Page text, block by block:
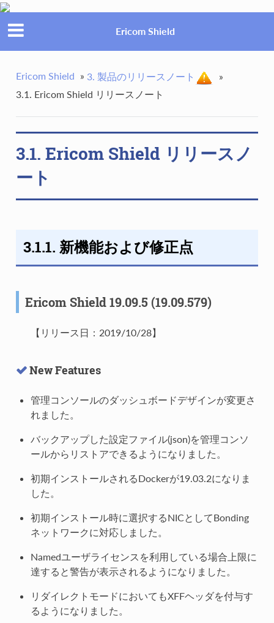
Ericom Shield
Ericom Shield » 3. 製品のリリースノート
»
3.1. Ericom Shield リリースノート
3.1. Ericom Shield リリースノ
ート
3.1.1. 新機能および修正点
Ericom Shield 19.09.5 (19.09.579)
【リリース日：2019/10/28】
New Features
管理コンソールのダッシュボードデザインが変更さ
れました。
バックアップした設定ファイル(json)を管理コンソ
ールからリストアできるようになりました。
初期インストールされるDockerが19.03.2になりま
した。
初期インストール時に選択するNICとしてBonding
ネットワークに対応しました。
Namedユーザライセンスを利用している場合上限に
達すると警告が表示されるようになりました。
リダイレクトモードにおいてもXFFヘッダを付与す
るようになりました。